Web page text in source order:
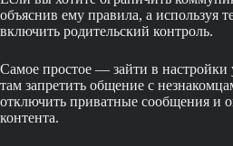
объяснив ему правила, а используя
включить родительский контроль.
Самое простое — зайти в настройки
там запретить общение с
отключить приватные сообщения и
контента.